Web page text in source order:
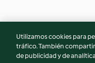
Utilizamos cookies para
tráfico. También
de publicidad y de